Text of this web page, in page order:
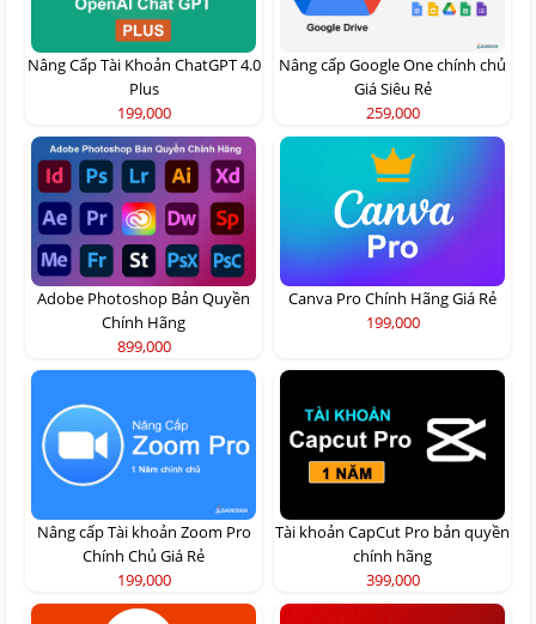
Nâng Cấp Tài Khoản ChatGPT 4.0
Plus
199,000
Nâng cấp Google One chính chủ
Giá Siêu Rẻ
259,000
Adobe Photoshop Bản Quyền
Chính Hãng
899,000
Canva Pro Chính Hãng Giá Rẻ
199,000
Nâng cấp Tài khoản Zoom Pro
Chính Chủ Giá Rẻ
199,000
Tài khoản CapCut Pro bản quyền
chính hãng
399,000